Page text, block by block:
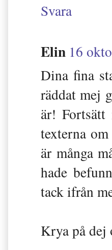
Svara
Elin 16
Dina fina
räddat mej
är!
texterna
är många
hade
tack ifrån
Krya på